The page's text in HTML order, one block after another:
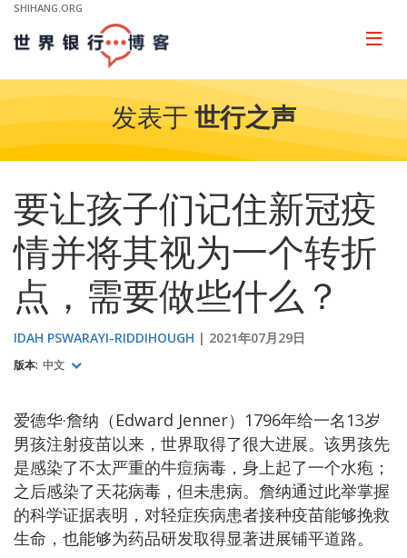
Skip
Main
Navigation
SHIHANG.ORG
Page
发表于 世行之声
要让孩子们记住新冠疫
情并将其视为一个转折
点，需要做些什么？
IDAH PSWARAYI-RIDDIHOUGH 2021年07月29日
版本: 中文
爱德华·詹纳（Edward Jenner）1796年给一名13岁
男孩注射疫苗以来，世界取得了很大进展。该男孩先
是感染了不太严重的牛痘病毒，身上起了一个水疱；
之后感染了天花病毒，但未患病。詹纳通过此举掌握
的科学证据表明，对轻症疾病患者接种疫苗能够挽救
生命，也能够为药品研发取得显著进展铺平道路。